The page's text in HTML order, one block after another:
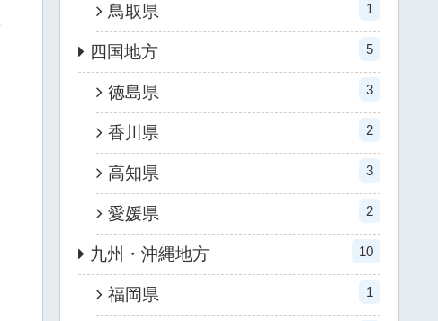
鳥取県 1
四国地方 5
徳島県 3
香川県 2
高知県 3
愛媛県 2
九州・沖縄地方 10
福岡県 1